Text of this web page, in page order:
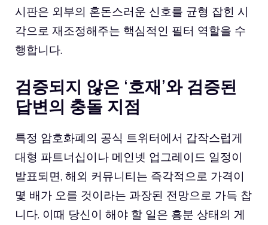
시판은 외부의 혼돈스러운 신호를 균형 잡힌 시
각으로 재조정해주는 핵심적인 필터 역할을 수
행합니다.
검증되지 않은 ‘호재’와 검증된
답변의 충돌 지점
특정 암호화폐의 공식 트위터에서 갑작스럽게
대형 파트너십이나 메인넷 업그레이드 일정이
발표되면, 해외 커뮤니티는 즉각적으로 가격이
몇 배가 오를 것이라는 과장된 전망으로 가득 찹
니다. 이때 당신이 해야 할 일은 흥분 상태의 게